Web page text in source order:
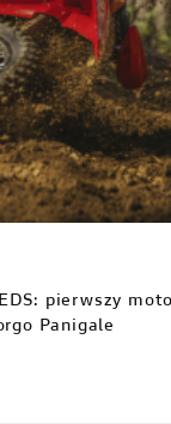
pierwszy
Panigale